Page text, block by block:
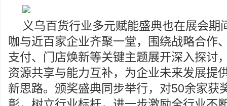
义乌百货行业多元赋能盛典也在展会期
咖与近百家企业齐聚一堂，围绕战略合作
支付、门店焕新等关键主题展开深入探讨
资源共享与能力互补，为企业未来发展提
新思路。颁奖盛典同步举行，对50余家获